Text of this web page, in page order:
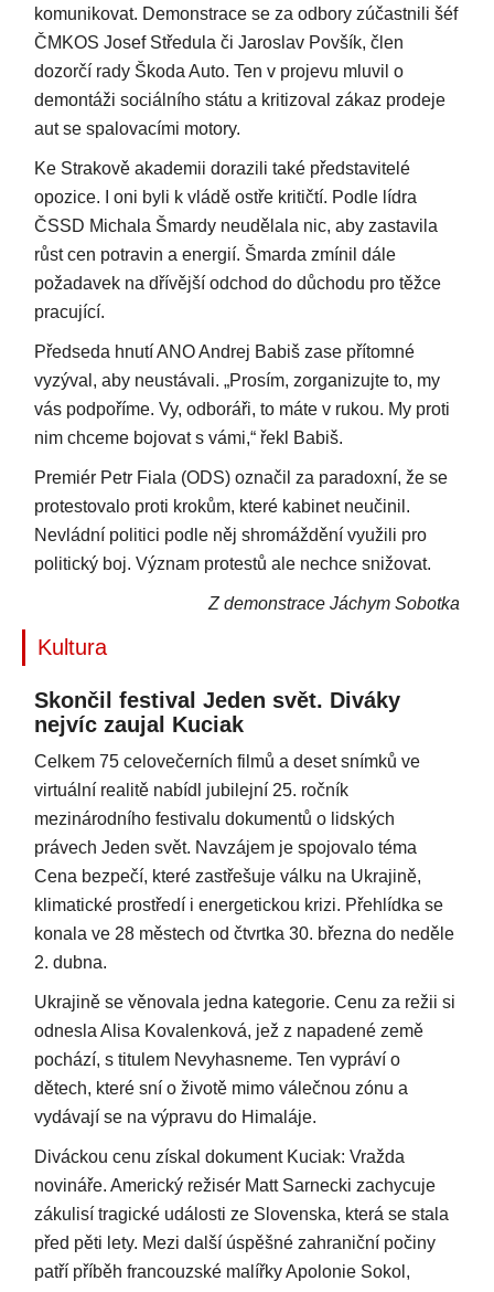
komunikovat. Demonstrace se za odbory zúčastnili šéf
ČMKOS Josef Středula či Jaroslav Povšík, člen
dozorčí rady Škoda Auto. Ten v projevu mluvil o
demontáži sociálního státu a kritizoval zákaz prodeje
aut se spalovacími motory.
Ke Strakově akademii dorazili také představitelé
opozice. I oni byli k vládě ostře kritičtí. Podle lídra
ČSSD Michala Šmardy neudělala nic, aby zastavila
růst cen potravin a energií. Šmarda zmínil dále
požadavek na dřívější odchod do důchodu pro těžce
pracující.
Předseda hnutí ANO Andrej Babiš zase přítomné
vyzýval, aby neustávali. „Prosím, zorganizujte to, my
vás podpoříme. Vy, odboráři, to máte v rukou. My proti
nim chceme bojovat s vámi,“ řekl Babiš.
Premiér Petr Fiala (ODS) označil za paradoxní, že se
protestovalo proti krokům, které kabinet neučinil.
Nevládní politici podle něj shromáždění využili pro
politický boj. Význam protestů ale nechce snižovat.
Z demonstrace Jáchym Sobotka
Kultura
Skončil festival Jeden svět. Diváky
nejvíc zaujal Kuciak
Celkem 75 celovečerních filmů a deset snímků ve
virtuální realitě nabídl jubilejní 25. ročník
mezinárodního festivalu dokumentů o lidských
právech Jeden svět. Navzájem je spojovalo téma
Cena bezpečí, které zastřešuje válku na Ukrajině,
klimatické prostředí i energetickou krizi. Přehlídka se
konala ve 28 městech od čtvrtka 30. března do neděle
2. dubna.
Ukrajině se věnovala jedna kategorie. Cenu za režii si
odnesla Alisa Kovalenková, jež z napadené země
pochází, s titulem Nevyhasneme. Ten vypráví o
dětech, které sní o životě mimo válečnou zónu a
vydávají se na výpravu do Himaláje.
Diváckou cenu získal dokument Kuciak: Vražda
novináře. Americký režisér Matt Sarnecki zachycuje
zákulisí tragické události ze Slovenska, která se stala
před pěti lety. Mezi další úspěšné zahraniční počiny
patří příběh francouzské malířky Apolonie Sokol,